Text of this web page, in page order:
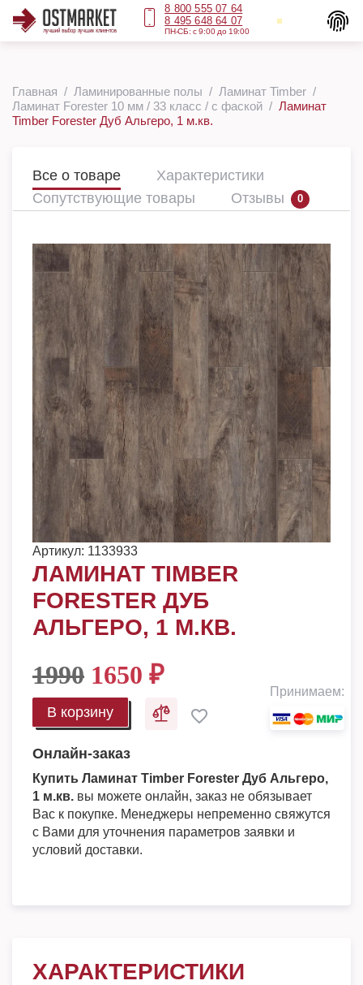
8 800 555 07 64
8 495 648 64 07
ПН-СБ: с 9:00 до 19:00
Главная Ламинированные полы
Ламинат Timber
Ламинат Forester 10 мм / 33 класс / с фаской
Ламинат
Timber Forester Дуб Альгеро, 1 м.кв.
Все о товаре
Характеристики
Сопутствующие товары
Отзывы 0
Артикул: 1133933
ЛАМИНАТ TIMBER
FORESTER ДУБ
АЛЬГЕРО, 1 М.КВ.
1990 1650 ₽
В корзину
Принимаем:
Онлайн-заказ
Купить Ламинат Timber Forester Дуб Альгеро,
1 м.кв. вы можете онлайн, заказ не обязывает
Вас к покупке. Менеджеры непременно свяжутся
с Вами для уточнения параметров заявки и
условий доставки.
ХАРАКТЕРИСТИКИ